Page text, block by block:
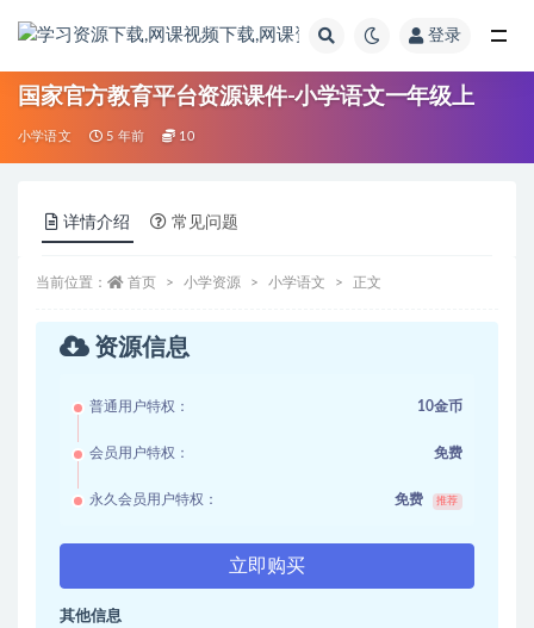
登录
国家官方教育平台资源课件-小学语文一年级上
小学语文 5 年前 10
详情介绍 常见问题
当前位置： 首页 小学资源 小学语文 正文
资源信息
普通用户特权： 10金币
会员用户特权： 免费
永久会员用户特权： 免费 推荐
立即购买
其他信息